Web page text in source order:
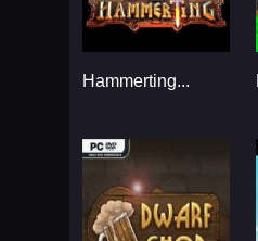
Hammerting...